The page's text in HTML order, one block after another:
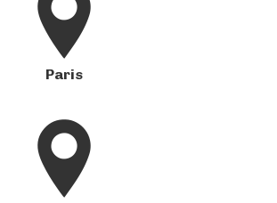
Paris